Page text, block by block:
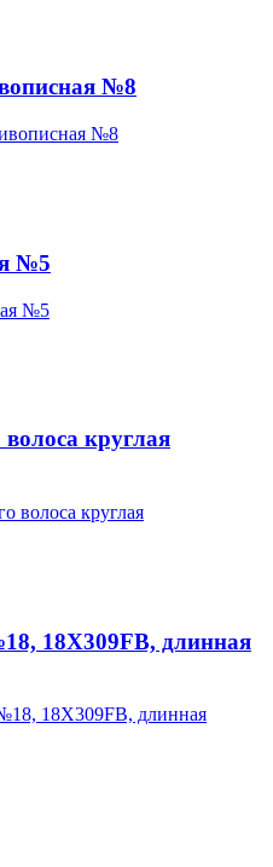
№8
№5
волоса круглая
18X309FB, длинная